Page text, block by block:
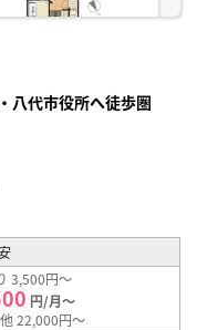
八代市役所へ徒歩圏
3,500円～
円/月～
22,000円～